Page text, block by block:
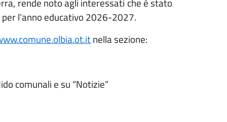
rende noto agli interessati che è stato
l’anno educativo 2026-2027.
nella sezione:
comunali e su “Notizie”